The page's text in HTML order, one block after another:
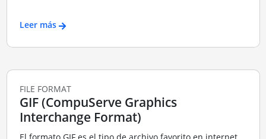
Leer más
FILE FORMAT
GIF (CompuServe Graphics
Interchange Format)